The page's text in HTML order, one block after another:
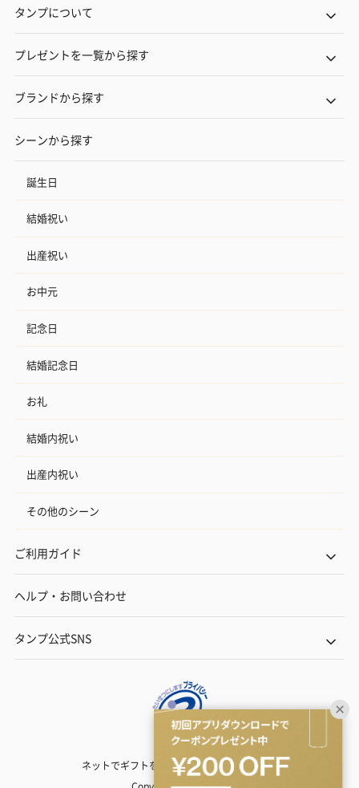
タンプについて
プレゼントを一覧から探す
ブランドから探す
シーンから探す
誕生日
結婚祝い
出産祝い
お中元
記念日
結婚記念日
お礼
結婚内祝い
出産内祝い
その他のシーン
ご利用ガイド
ヘルプ・お問い合わせ
タンプ公式SNS
ネットでギフトを贈るなら | TANP（タンプ）